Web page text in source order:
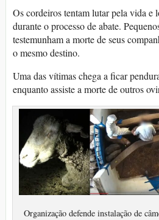
Os cordeiros tentam lutar pela vida e
durante o processo de abate.
testemunham a morte de seus
o mesmo destino.
Uma das vítimas chega a ficar
enquanto assiste a morte de outros
Organização defende instalação de